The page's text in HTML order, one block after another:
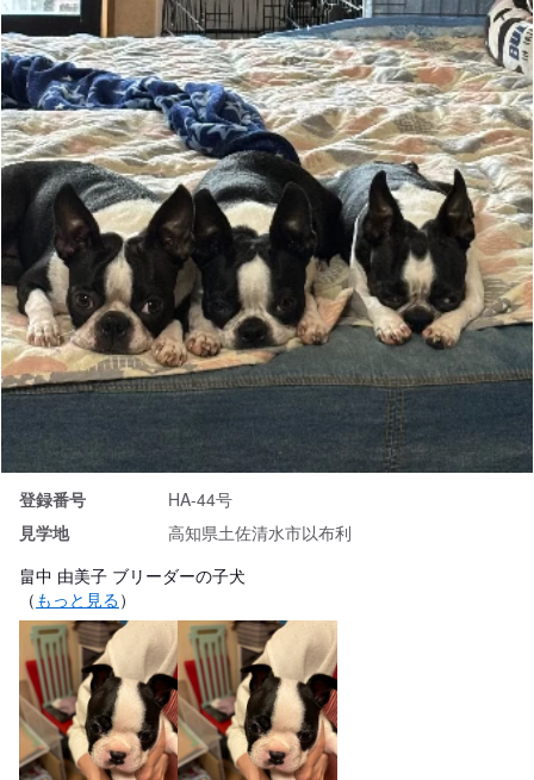
登録番号
HA-44号
見学地
高知県土佐清水市以布利
畠中 由美子 ブリーダーの子犬
（ もっと見る）